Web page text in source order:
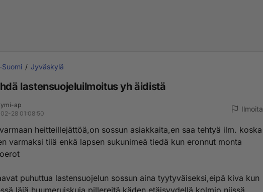
Suomi Jyväskylä
lastensuojeluilmoitus yh äidistä
ap
28 01:08:50
Ilmoita
heitteillejättöä,on sossun asiakkaita,en saa tehtyä ilm. koska
varmaksi tiiä enkä lapsen sukunimeä tiedä kun eronnut monta
puhuttua lastensuojelun sossun aina tyytyväiseksi,eipä kiva kun
läjä huumeruiskuja,pillereitä käden etäisyydellä,kolmio niissä